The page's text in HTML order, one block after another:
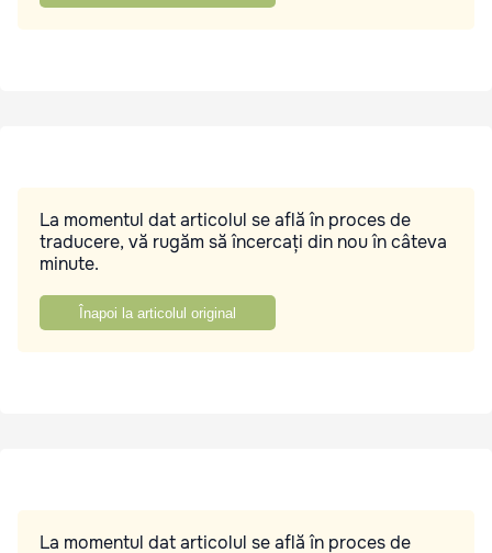
La momentul dat articolul se află în proces de
traducere, vă rugăm să încercați din nou în câteva
minute.
Înapoi la articolul original
La momentul dat articolul se află în proces de